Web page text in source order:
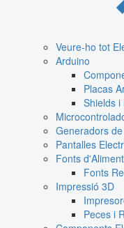
Veure-ho tot
Arduino
Placas
Shields i
Generadors
Pantalles
Fonts
Fonts
Impressió 3D
Peces i